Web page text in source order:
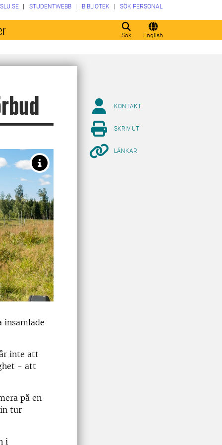
Sök English
SLU.SE STUDENTWEBB BIBLIOTEK SÖK PERSONAL
insamlade
inte att
- att
på en
tur
i
KONTAKT
SKRIV UT
LÄNKAR